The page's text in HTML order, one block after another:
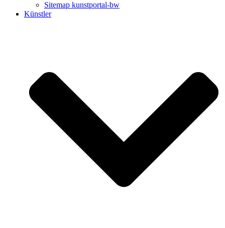
Sitemap kunstportal-bw
Künstler